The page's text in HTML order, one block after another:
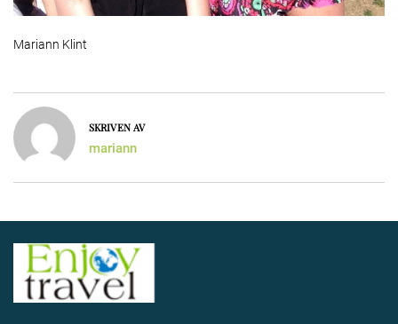
Mariann Klint
SKRIVEN AV
mariann